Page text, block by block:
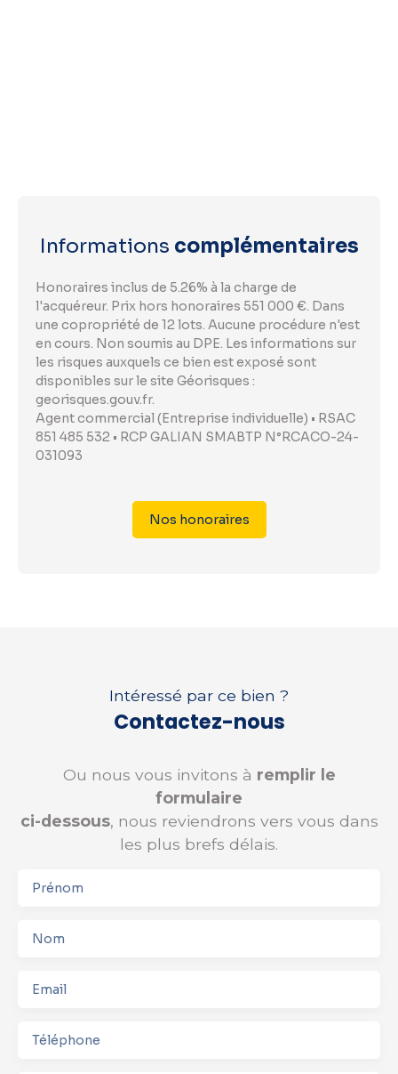
Informations complémentaires
Honoraires inclus de 5.26% à la charge de
l'acquéreur. Prix hors honoraires 551 000 €. Dans
une copropriété de 12 lots. Aucune procédure n'est
en cours. Non soumis au DPE. Les informations sur
les risques auxquels ce bien est exposé sont
disponibles sur le site Géorisques :
georisques.gouv.fr.
Agent commercial (Entreprise individuelle) • RSAC
851 485 532 • RCP GALIAN SMABTP N°RCACO-24-
031093
Nos honoraires
Intéressé par ce bien ?
Contactez-nous
Ou nous vous invitons à remplir le
formulaire
ci-dessous, nous reviendrons vers vous dans
les plus brefs délais.
Prénom
Nom
Email
Téléphone